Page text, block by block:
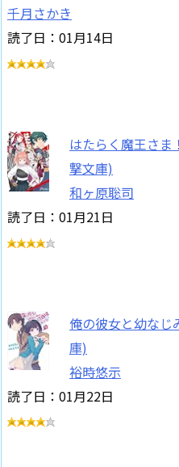
千月さかき
読了日：01月14日
はたらく魔王さま
撃文庫)
和ヶ原聡司
読了日：01月21日
俺の彼女と幼なじ
庫)
裕時悠示
読了日：01月22日